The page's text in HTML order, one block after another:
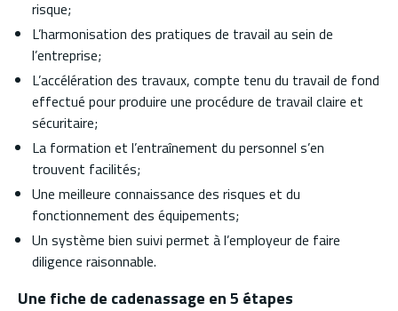
risque;
L’harmonisation des pratiques de travail au sein de
l’entreprise;
L’accélération des travaux, compte tenu du travail de fond
effectué pour produire une procédure de travail claire et
sécuritaire;
La formation et l’entraînement du personnel s’en
trouvent facilités;
Une meilleure connaissance des risques et du
fonctionnement des équipements;
Un système bien suivi permet à l’employeur de faire
diligence raisonnable.
Une fiche de cadenassage en 5 étapes